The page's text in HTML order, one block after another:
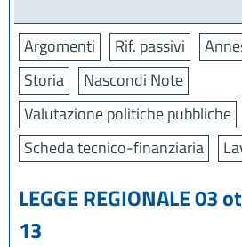
Argomenti Rif. passivi
Storia
Nascondi Note
Valutazione politiche pubbliche
Scheda tecnico-finanziaria
LEGGE REGIONALE 03
13